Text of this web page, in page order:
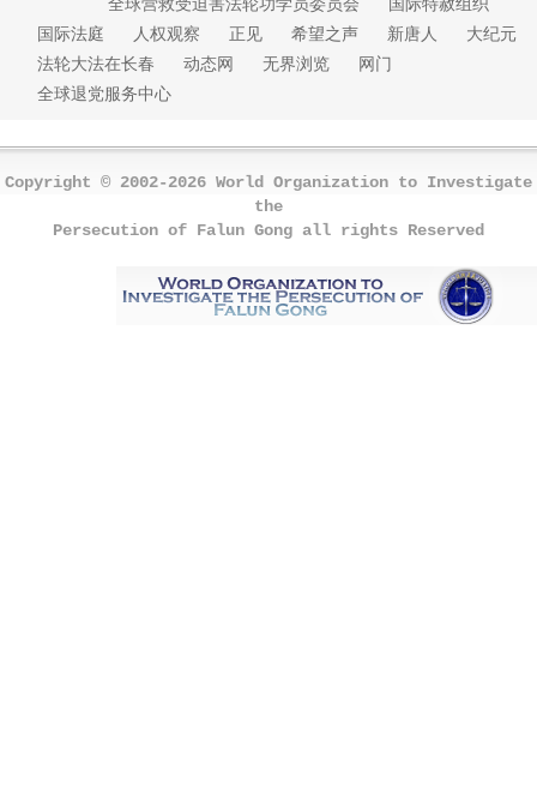
国际法庭
人权观察 正见 希望之声 新唐人
大纪元
法轮大法在长春
动态网 无界浏览
网门
全球退党服务中心
Copyright © 2002-2026 World Organization to Investigate
the
Persecution of Falun Gong all rights Reserved